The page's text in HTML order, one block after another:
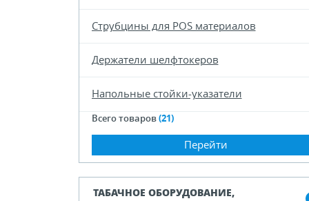
Струбцины для POS материалов
Держатели шелфтокеров
Напольные стойки-указатели
Всего товаров(21)
Перейти
ТАБАЧНОЕ ОБОРУДОВАНИЕ,